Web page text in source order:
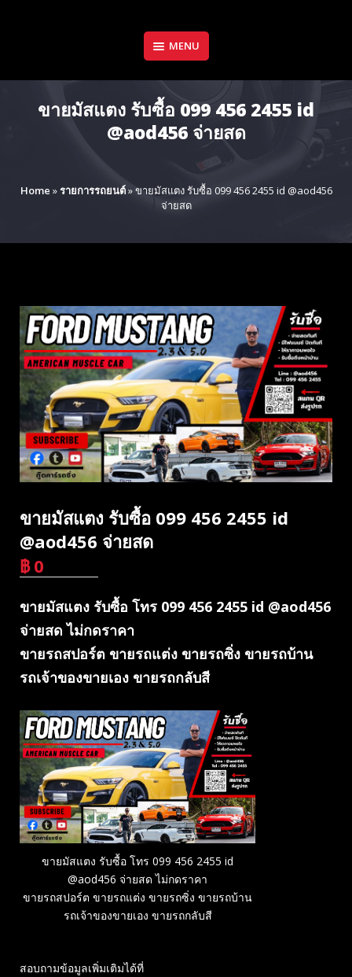
MENU
ขายมัสแตง รับซื้อ 099 456 2455 id
@aod456 จ่ายสด
Home »รายการรถยนต์»ขายมัสแตง รับซื้อ 099 456 2455 id @aod456
จ่ายสด
ขายมัสแตง รับซื้อ 099 456 2455 id
@aod456 จ่ายสด
฿ 0
ขายมัสแตง รับซื้อ โทร 099 456 2455 id @aod456
จ่ายสด ไม่กดราคา
ขายรถสปอร์ต ขายรถแต่ง ขายรถซิ่ง ขายรถบ้าน
รถเจ้าของขายเอง ขายรถกลับสี
ขายมัสแตง รับซื้อ โทร 099 456 2455 id
@aod456 จ่ายสด ไม่กดราคา
ขายรถสปอร์ต ขายรถแต่ง ขายรถซิ่ง ขายรถบ้าน
รถเจ้าของขายเอง ขายรถกลับสี
สอบถามข้อมูลเพิ่มเติมได้ที่